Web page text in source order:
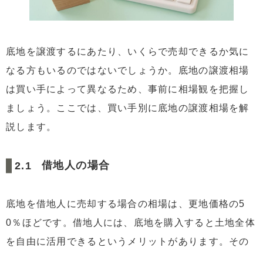
底地を譲渡するにあたり、いくらで売却できるか気に
なる方もいるのではないでしょうか。底地の譲渡相場
は買い手によって異なるため、事前に相場観を把握し
ましょう。ここでは、買い手別に底地の譲渡相場を解
説します。
借地人の場合
底地を借地人に売却する場合の相場は、更地価格の5
0％ほどです。借地人には、底地を購入すると土地全体
を自由に活用できるというメリットがあります。その